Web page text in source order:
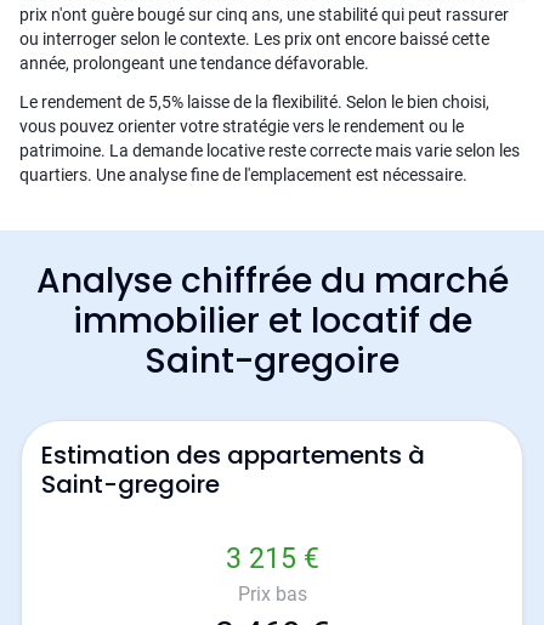
prix n'ont guère bougé sur cinq ans, une stabilité qui peut rassurer
ou interroger selon le contexte. Les prix ont encore baissé cette
année, prolongeant une tendance défavorable.
Le rendement de 5,5% laisse de la flexibilité. Selon le bien choisi,
vous pouvez orienter votre stratégie vers le rendement ou le
patrimoine. La demande locative reste correcte mais varie selon les
quartiers. Une analyse fine de l'emplacement est nécessaire.
Analyse chiffrée du marché
immobilier et locatif de
Saint-gregoire
Estimation des appartements à
Saint-gregoire
3 215 €
Prix bas